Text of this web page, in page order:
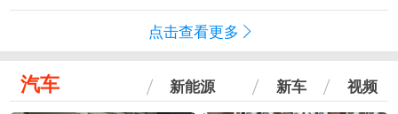
点击查看更多
汽车 新能源 新车 视频